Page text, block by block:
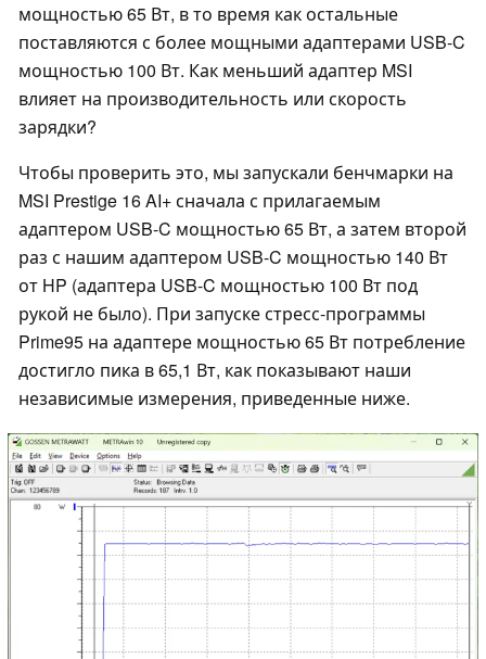
мощностью 65 Вт, в то время как остальные
поставляются с более мощными адаптерами USB-C
мощностью 100 Вт. Как меньший адаптер MSI
влияет на производительность или скорость
зарядки?
Чтобы проверить это, мы запускали бенчмарки на
MSI Prestige 16 AI+ сначала с прилагаемым
адаптером USB-C мощностью 65 Вт, а затем второй
раз с нашим адаптером USB-C мощностью 140 Вт
от HP (адаптера USB-C мощностью 100 Вт под
рукой не было). При запуске стресс-программы
Prime95 на адаптере мощностью 65 Вт потребление
достигло пика в 65,1 Вт, как показывают наши
независимые измерения, приведенные ниже.